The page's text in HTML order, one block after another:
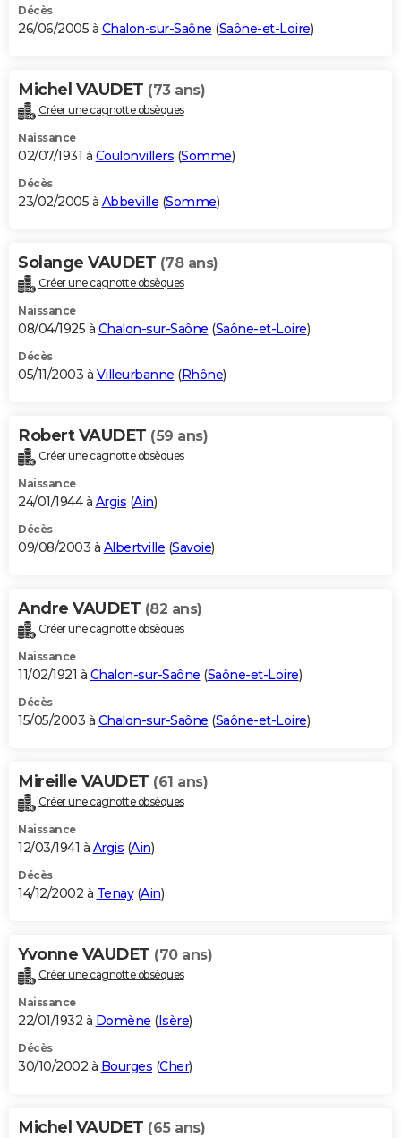
Décès
26/06/2005 à Chalon-sur-Saône (Saône-et-Loire)
Michel VAUDET (73 ans)
Créer une cagnotte obsèques
Naissance
02/07/1931 à Coulonvillers (Somme)
Décès
23/02/2005 à Abbeville (Somme)
Solange VAUDET (78 ans)
Créer une cagnotte obsèques
Naissance
08/04/1925 à Chalon-sur-Saône (Saône-et-Loire)
Décès
05/11/2003 à Villeurbanne (Rhône)
Robert VAUDET (59 ans)
Créer une cagnotte obsèques
Naissance
24/01/1944 à Argis (Ain)
Décès
09/08/2003 à Albertville (Savoie)
Andre VAUDET (82 ans)
Créer une cagnotte obsèques
Naissance
11/02/1921 à Chalon-sur-Saône (Saône-et-Loire)
Décès
15/05/2003 à Chalon-sur-Saône (Saône-et-Loire)
Mireille VAUDET (61 ans)
Créer une cagnotte obsèques
Naissance
12/03/1941 à Argis (Ain)
Décès
14/12/2002 à Tenay(Ain)
Yvonne VAUDET (70 ans)
Créer une cagnotte obsèques
Naissance
22/01/1932 à Domène (Isère)
Décès
30/10/2002 à Bourges (Cher)
Michel VAUDET (65 ans)